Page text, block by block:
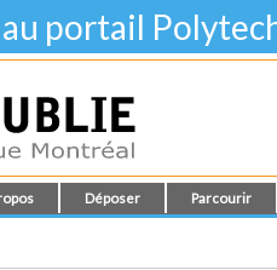
portail
Déposer Parcourir